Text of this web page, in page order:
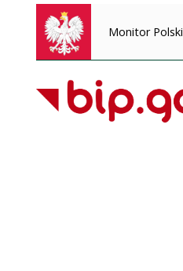
Monitor Polski